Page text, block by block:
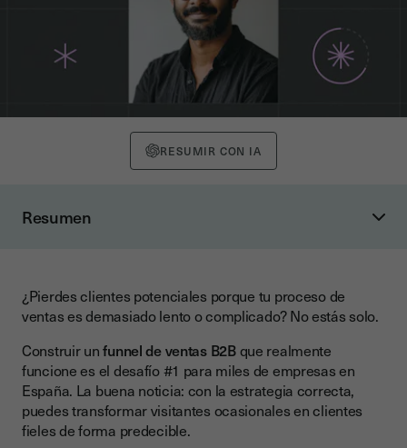
RESUMIR CON IA
Resumen
Por qué es crítico en B2B
TOFU (Top of the Funnel) – Atracción
Acciones TOFU que funcionan
Tipo de contenido TOFU
¿Pierdes clientes potenciales porque tu proceso de
ventas es demasiado lento o complicado? No estás solo.
Construir unfunnel de ventas B2Bque realmente
funcione es el desafío #1 para miles de empresas en
España. La buena noticia: con la estrategia correcta,
puedes transformar visitantes ocasionales en clientes
fieles de forma predecible.